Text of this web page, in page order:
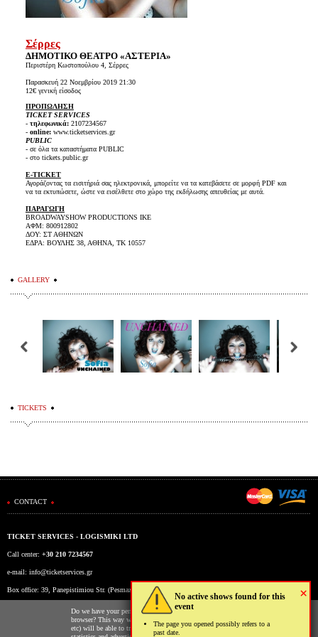
×
No active shows found for this
event
The page you opened possibly refers to a
past date.
Σέρρες
ΔΗΜΟΤΙΚΟ ΘΕΑΤΡΟ «ΑΣΤΕΡΙΑ»
Περιστέρη Κωστοπούλου 4, Σέρρες
Παρασκευή 22 Νοεμβρίου 2019 21:30
12€ γενική είσοδος
ΠΡΟΠΩΛΗΣΗ
TICKET SERVICES
- τηλεφωνικά:2107234567
- online:www.ticketservices.gr
PUBLIC
- σε όλα τα καταστήματα PUBLIC
- στο tickets.public.gr
E-TICKET
Αγοράζοντας τα εισιτήριά σας ηλεκτρονικά, μπορείτε να τα κατεβάσετε σε μορφή PDF και
να τα εκτυπώσετε, ώστε να εισέλθετε στο χώρο της εκδήλωσης απευθείας με αυτά.
ΠΑΡΑΓΩΓΗ
BROADWAYSHOW PRODUCTIONS IKE
ΑΦΜ: 800912802
ΔΟΥ: ΣΤ ΑΘΗΝΩΝ
ΕΔΡΑ: ΒΟΥΛΗΣ 38, ΑΘΗΝΑ, ΤΚ 10557
GALLERY
TICKETS
CONTACT
TICKET SERVICES - LOGISMIKI LTD
Call center: +30 210 7234567
e-mail: info@ticketservices.gr
Box office: 39, Panepistimiou Str. (Pesmazoglou Arc), Athens, Greece
Working hours: Mon-Fri: 9am-5pmDo we have your permission to store cookies to your
browser? This way we and third parties (Google, Facebook
etc) will be able to track your usage of our website for